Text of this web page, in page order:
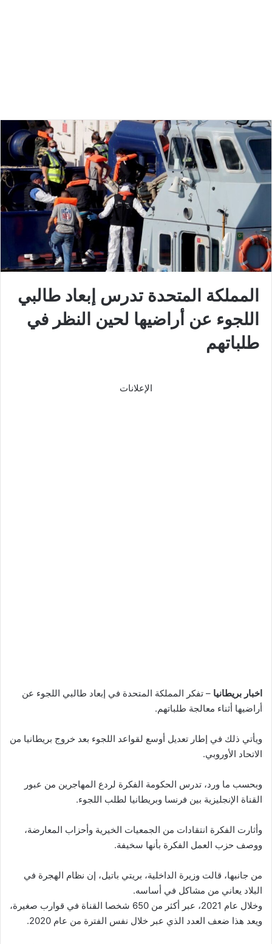
المملكة المتحدة تدرس إبعاد طالبي
اللجوء عن أراضيها لحين النظر في
طلباتهم
الإعلانات
اخبار بريطانيا – تفكر المملكة المتحدة في إبعاد طالبي اللجوء عن
أراضيها أثناء معالجة طلباتهم.
ويأتي ذلك في إطار تعديل أوسع لقواعد اللجوء بعد خروج بريطانيا من
الاتحاد الأوروبي.
وبحسب ما ورد، تدرس الحكومة الفكرة لردع المهاجرين من عبور
القناة الإنجليزية بين فرنسا وبريطانيا لطلب اللجوء.
وأثارت الفكرة انتقادات من الجمعيات الخيرية وأحزاب المعارضة،
ووصف حزب العمل الفكرة بأنها سخيفة.
من جانبها، قالت وزيرة الداخلية، بريتي باتيل، إن نظام الهجرة في
البلاد يعاني من مشاكل في أساسه.
وخلال عام 2021، عبر أكثر من 650 شخصا القناة في قوارب صغيرة،
ويعد هذا ضعف العدد الذي عبر خلال نفس الفترة من عام 2020.